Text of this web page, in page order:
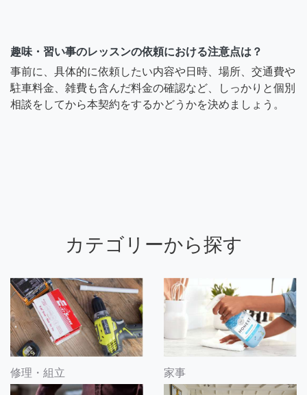
趣味・習い事のレッスンの依頼における注意点は？
事前に、具体的に依頼したい内容や日時、場所、交通費や
駐車料金、雑費も含んだ料金の確認など、しっかりと個別
相談をしてから本契約をするかどうかを決めましょう。
カテゴリーから探す
修理・組立 家事